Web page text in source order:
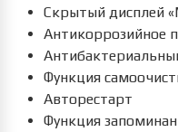
Скрытый дисплей
Антикоррозийное
Функция
Авторестарт
Функция